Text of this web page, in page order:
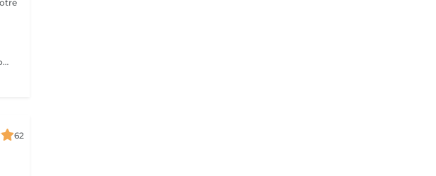
A qui convient la lamination de cils Yumi Lashes Pour ceux qui ont: - cils courts - cils poussant droits - cils poussant vers le bas - cils clairs - avec absence de paupière - avec paupière supérieure débordante - avec des paupières « affaissées » liées à l'âge - mener une vie active - gagner du temps - ceux qui partent en vacances, en voyage Vous obtenez des cils brillants avec une belle courbe. Un peu de magie et voila
62